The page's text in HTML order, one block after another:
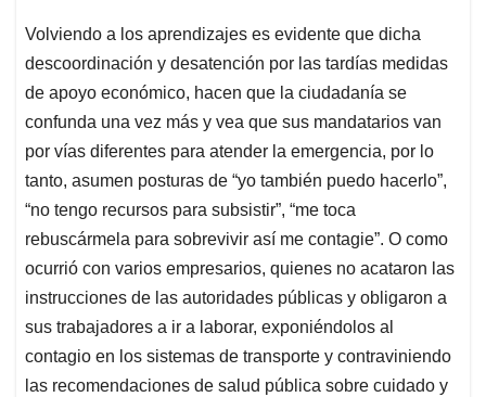
Volviendo a los aprendizajes es evidente que dicha
descoordinación y desatención por las tardías medidas
de apoyo económico, hacen que la ciudadanía se
confunda una vez más y vea que sus mandatarios van
por vías diferentes para atender la emergencia, por lo
tanto, asumen posturas de “yo también puedo hacerlo”,
“no tengo recursos para subsistir”, “me toca
rebuscármela para sobrevivir así me contagie”. O como
ocurrió con varios empresarios, quienes no acataron las
instrucciones de las autoridades públicas y obligaron a
sus trabajadores a ir a laborar, exponiéndolos al
contagio en los sistemas de transporte y contraviniendo
las recomendaciones de salud pública sobre cuidado y